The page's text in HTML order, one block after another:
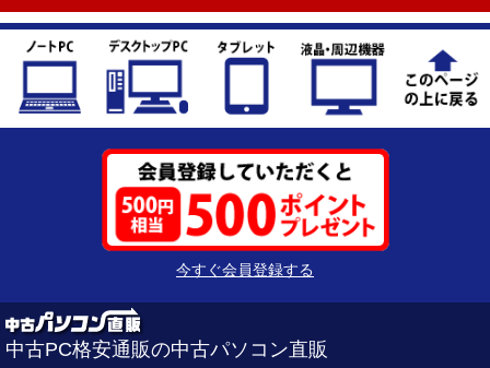
今すぐ会員登録する
中古PC格安通販の中古パソコン直販